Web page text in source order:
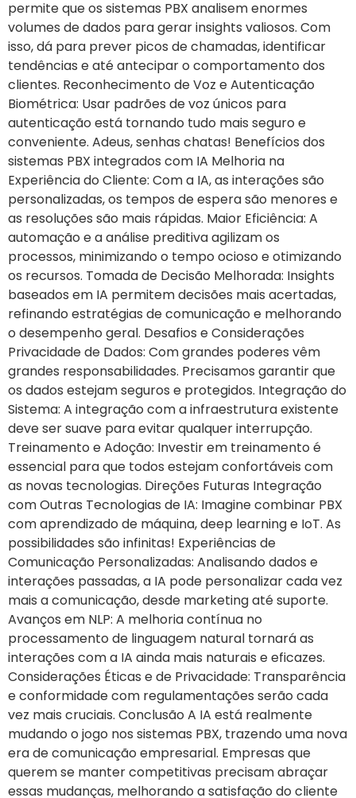
permite que os sistemas PBX analisem enormes
volumes de dados para gerar insights valiosos. Com
isso, dá para prever picos de chamadas, identificar
tendências e até antecipar o comportamento dos
clientes. Reconhecimento de Voz e Autenticação
Biométrica: Usar padrões de voz únicos para
autenticação está tornando tudo mais seguro e
conveniente. Adeus, senhas chatas! Benefícios dos
sistemas PBX integrados com IA Melhoria na
Experiência do Cliente: Com a IA, as interações são
personalizadas, os tempos de espera são menores e
as resoluções são mais rápidas. Maior Eficiência: A
automação e a análise preditiva agilizam os
processos, minimizando o tempo ocioso e otimizando
os recursos. Tomada de Decisão Melhorada: Insights
baseados em IA permitem decisões mais acertadas,
refinando estratégias de comunicação e melhorando
o desempenho geral. Desafios e Considerações
Privacidade de Dados: Com grandes poderes vêm
grandes responsabilidades. Precisamos garantir que
os dados estejam seguros e protegidos. Integração do
Sistema: A integração com a infraestrutura existente
deve ser suave para evitar qualquer interrupção.
Treinamento e Adoção: Investir em treinamento é
essencial para que todos estejam confortáveis com
as novas tecnologias. Direções Futuras Integração
com Outras Tecnologias de IA: Imagine combinar PBX
com aprendizado de máquina, deep learning e IoT. As
possibilidades são infinitas! Experiências de
Comunicação Personalizadas: Analisando dados e
interações passadas, a IA pode personalizar cada vez
mais a comunicação, desde marketing até suporte.
Avanços em NLP: A melhoria contínua no
processamento de linguagem natural tornará as
interações com a IA ainda mais naturais e eficazes.
Considerações Éticas e de Privacidade: Transparência
e conformidade com regulamentações serão cada
vez mais cruciais. Conclusão A IA está realmente
mudando o jogo nos sistemas PBX, trazendo uma nova
era de comunicação empresarial. Empresas que
querem se manter competitivas precisam abraçar
essas mudanças, melhorando a satisfação do cliente